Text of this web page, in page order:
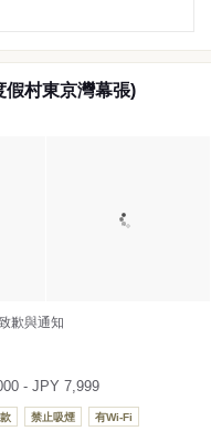
村東京灣幕張)
歉與通知
- JPY 7,999
禁止吸煙 有Wi-Fi